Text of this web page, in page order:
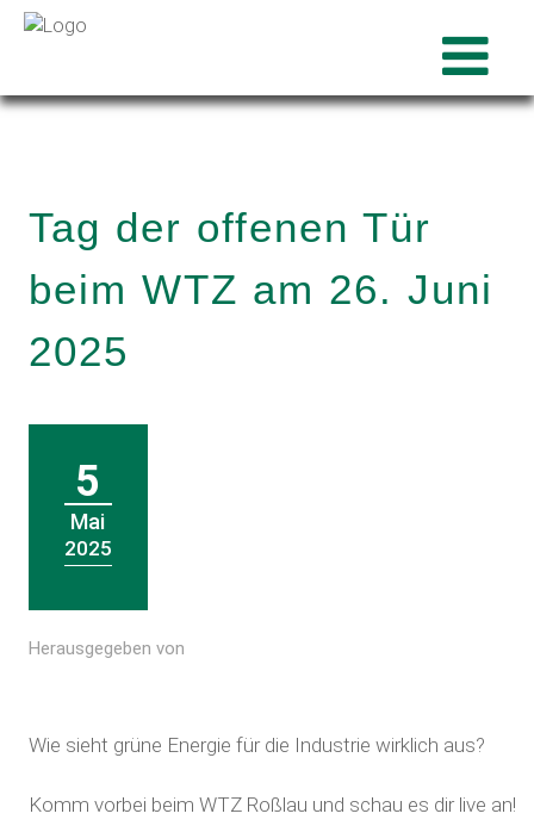
Tag der offenen Tür
beim WTZ am 26. Juni
2025
5
Mai
2025
Herausgegeben von
Wie sieht grüne Energie für die Industrie wirklich aus?
Komm vorbei beim WTZ Roßlau und schau es dir live an!